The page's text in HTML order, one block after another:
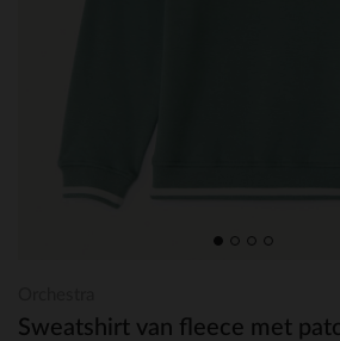
Sweatshirt van fleece met